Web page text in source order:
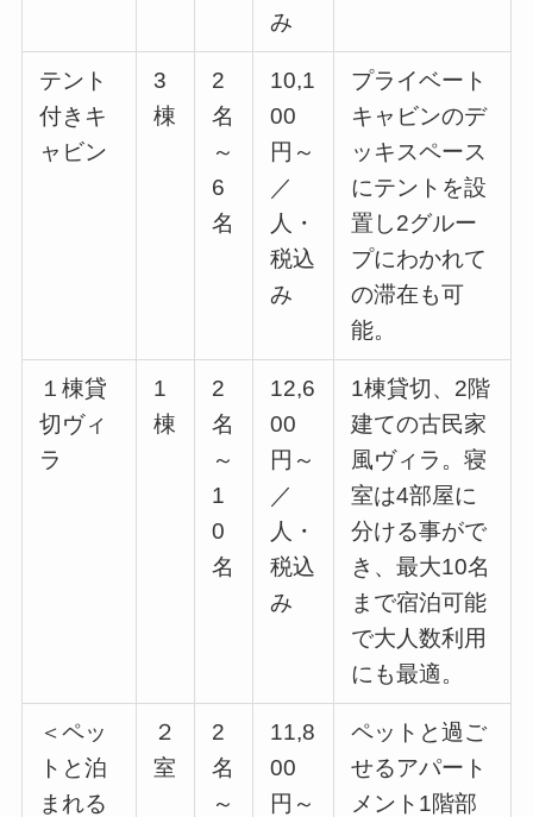
み
テント
付きキ
ャビン
3
棟
2
名
～
6
名
10,1
00
円～
／
人・
税込
み
プライベート
キャビンのデ
ッキスペース
にテントを設
置し2グルー
プにわかれて
の滞在も可
能。
１棟貸
切ヴィ
ラ
1
棟
2
名
～
1
0
名
12,6
00
円～
／
人・
税込
み
1棟貸切、2階
建ての古民家
風ヴィラ。寝
室は4部屋に
分ける事がで
き、最大10名
まで宿泊可能
で大人数利用
にも最適。
＜ペッ
トと泊
まれる
２
室
2
名
～
11,8
00
円～
ペットと過ご
せるアパート
メント1階部